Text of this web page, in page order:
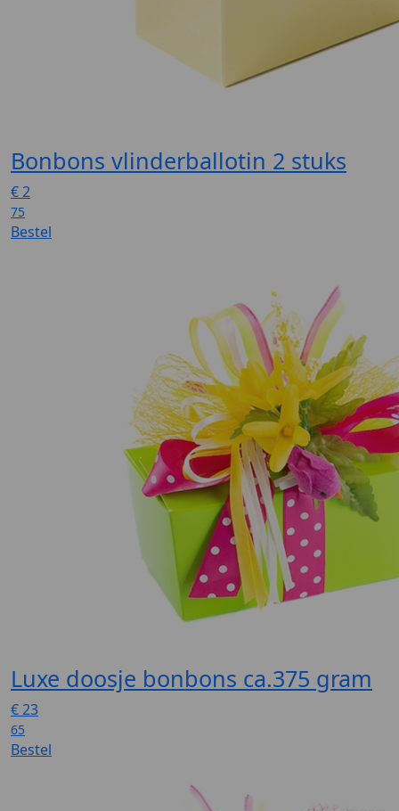
Bonbons vlinderballotin 2 stuks
€2
75
Bestel
Luxe doosje bonbons ca.375 gram
€23
65
Bestel